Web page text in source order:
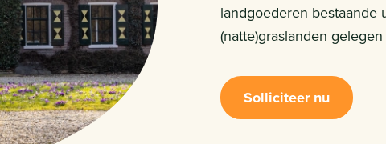
landgoederen bestaande
(natte)graslanden
Solliciteer nu